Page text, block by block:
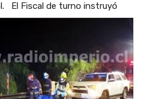
El Fiscal de turno instruyó